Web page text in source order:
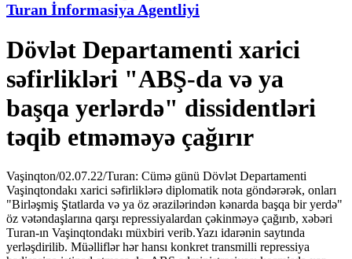
Turan İnformasiya Agentliyi
Dövlət Departamenti xarici
səfirlikləri "ABŞ-da və ya
başqa yerlərdə" dissidentləri
təqib etməməyə çağırır
Vaşinqton/02.07.22/Turan: Cümə günü Dövlət Departamenti
Vaşinqtondakı xarici səfirliklərə diplomatik nota göndərərək, onları
"Birləşmiş Ştatlarda və ya öz ərazilərindən kənarda başqa bir yerdə"
öz vətəndaşlarına qarşı repressiyalardan çəkinməyə çağırıb, xəbəri
Turan-ın Vaşinqtondakı müxbiri verib.Yazı idarənin saytında
yerləşdirilib. Müəlliflər hər hansı konkret transmilli repressiya